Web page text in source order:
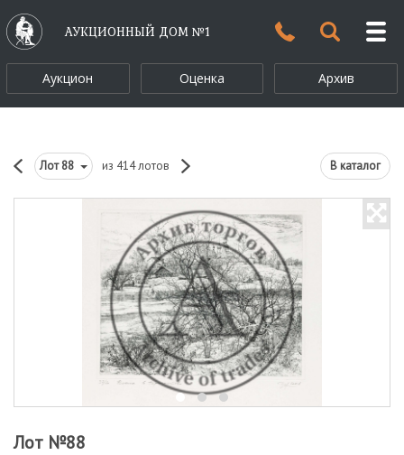
АУКЦИОННЫЙ ДОМ №1
Аукцион Оценка Архив
Лот88 из 414 лотов В каталог
Лот №88